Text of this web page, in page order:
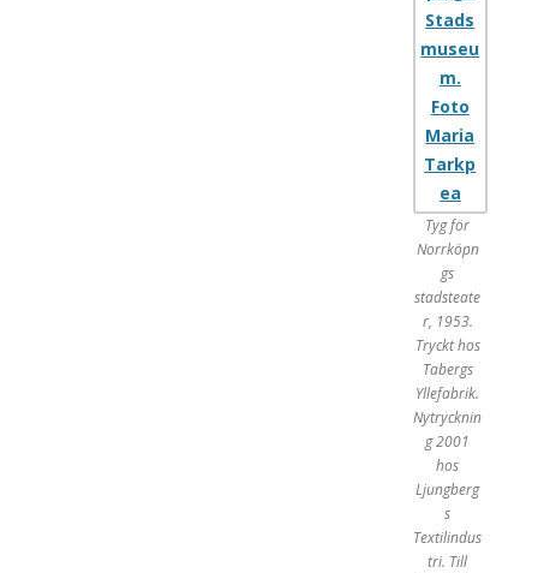
Tyg för
Norrköpn
gs
stadsteate
r, 1953.
Tryckt hos
Tabergs
Yllefabrik.
Nytrycknin
g 2001
hos
Ljungberg
s
Textilindus
tri. Till